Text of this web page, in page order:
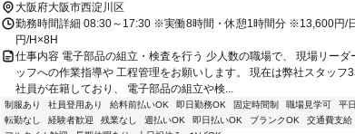
大阪府大阪市西淀川区
勤務時間詳細 08:30～17:30 ※実働8時間・休憩1時間分 ※13,600円/
円/H×8H
仕事内容 電子部品の組立・検査を行う 少人数の職場で、 現場リーダ
ッフへの作業指導や 工程管理をお願いします。 現在は弊社スタッフ
社員が在籍しており、 電子部品の組立や検...
制服あり 社員登用あり 給料前払いOK 即日勤務OK 固定時間制 職場見学可
平
転勤なし
経験者歓迎 残業なし 週払いOK 即日払いOK ブランクOK 交通費支給